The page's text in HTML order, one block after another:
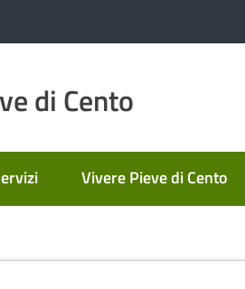
di Cento
Vivere Pieve di Cento